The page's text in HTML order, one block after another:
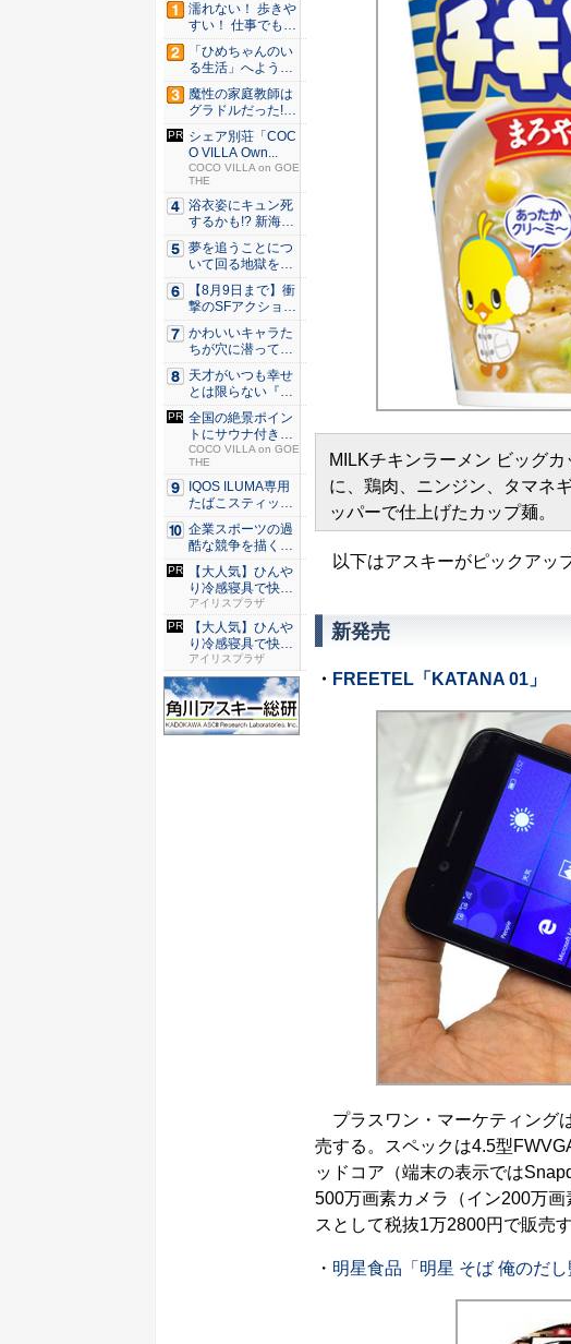
MILKチキンラーメン ビッグ
に、鶏肉、ニンジン、タマネ
ッパーで仕上げたカップ麺。
以下はアスキーがピックアッ
新発売
・ FREETEL「KATANA 01」
プラスワン・マーケティング
売する。スペックは4.5型
ッドコア（端末の表示では
500万画素カメラ（イン200万
スとして税抜1万2800円で販売す
・ 明星食品「明星 そば 俺のだし
濡れない！ 歩きや
すい！ 仕事でも履
ける...
「ひめちゃんのい
る生活」へようこ
そ！ 「...
魔性の家庭教師は
グラドルだった!?
村雨...
シェア別荘「COC
O VILLA Own...
COCO VILLA on GOE
THE
浴衣姿にキュン死
するかも!? 新海ま
きが...
夢を追うことにつ
いて回る地獄を描
く『二階...
【8月9日まで】衝
撃のSFアクション
『G...
かわいいキャラた
ちが穴に潜ってひ
どい目に...
天才がいつも幸せ
とは限らない『ダ
イヤモン...
全国の絶景ポイン
トにサウナ付きの
シェア別...
COCO VILLA on GOE
THE
IQOS ILUMA専用
たばこスティッ
ク...
企業スポーツの過
酷な競争を描く『J
JM ...
【大人気】ひんや
り冷感寝具で快適
な睡眠を...
アイリスプラザ
【大人気】ひんや
り冷感寝具で快適
な睡眠を...
アイリスプラザ